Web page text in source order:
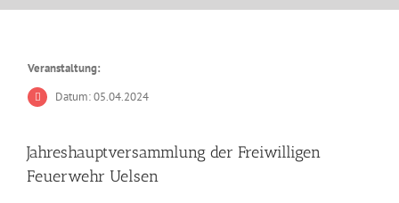
Veranstaltung:
Datum: 05.04.2024
Jahreshauptversammlung der Freiwilligen
Feuerwehr Uelsen